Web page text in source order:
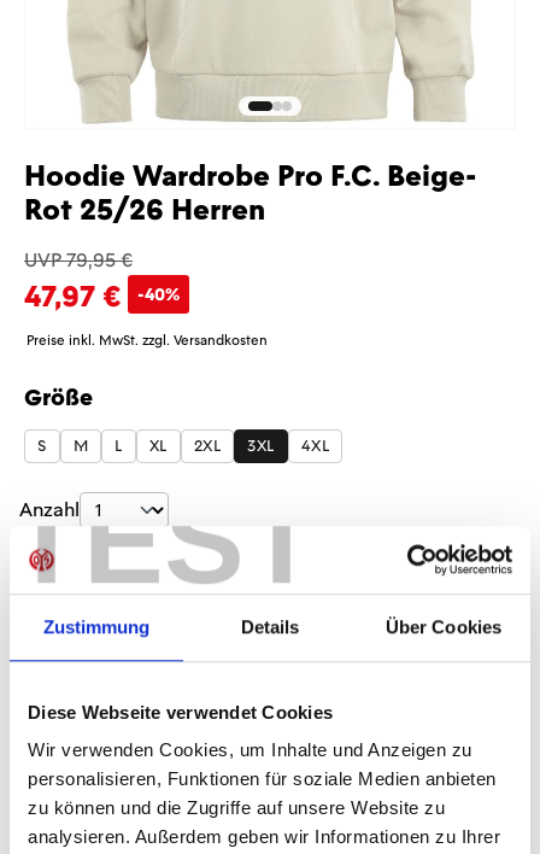
TEST
Zustimmung Details Über Cookies
Diese Webseite verwendet Cookies
Wir verwenden Cookies, um Inhalte und Anzeigen zu
personalisieren, Funktionen für soziale Medien anbieten
zu können und die Zugriffe auf unsere Website zu
analysieren. Außerdem geben wir Informationen zu Ihrer
Hoodie Wardrobe Pro F.C. Beige-
Rot 25/26 Herren
UVP 79,95 €
47,97 € -40%
Preise inkl. MwSt. zzgl. Versandkosten
Größe
auswählen
S M L XL 2XL 3XL 4XL
Produkt Anzahl: Gib den gewünschten
Anzahl
Sofort verfügbar, Lieferzeit: 1-3 Tage
Produktdetails